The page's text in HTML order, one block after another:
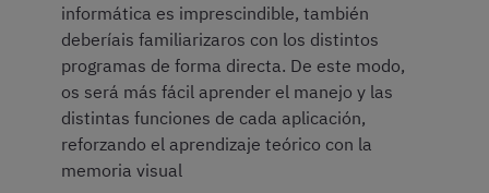
informática es imprescindible, también
deberíais familiarizaros con los distintos
programas de forma directa. De este modo,
os será más fácil aprender el manejo y las
distintas funciones de cada aplicación,
reforzando el aprendizaje teórico con la
memoria visual